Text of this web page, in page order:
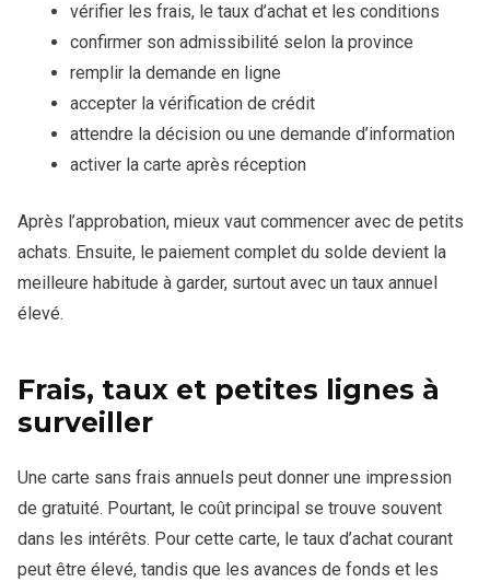
vérifier les frais, le taux d’achat et les conditions
confirmer son admissibilité selon la province
remplir la demande en ligne
accepter la vérification de crédit
attendre la décision ou une demande d’information
activer la carte après réception
Après l’approbation, mieux vaut commencer avec de petits
achats. Ensuite, le paiement complet du solde devient la
meilleure habitude à garder, surtout avec un taux annuel
élevé.
Frais, taux et petites lignes à
surveiller
Une carte sans frais annuels peut donner une impression
de gratuité. Pourtant, le coût principal se trouve souvent
dans les intérêts. Pour cette carte, le taux d’achat courant
peut être élevé, tandis que les avances de fonds et les